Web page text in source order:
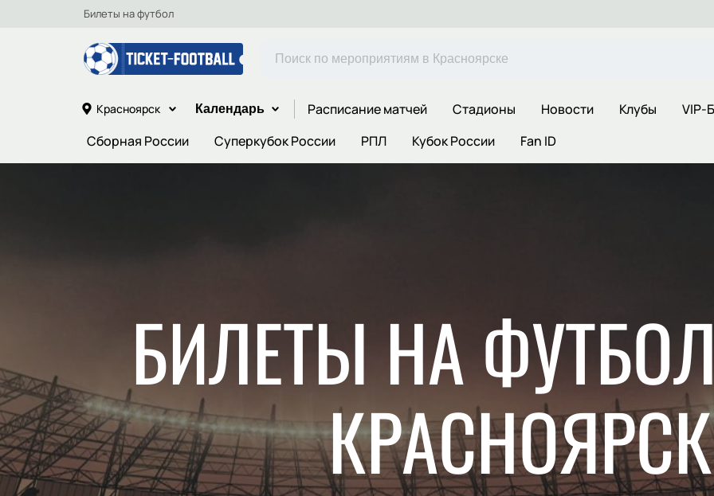
Билеты на футбол
Красноярск Календарь Расписание матчей Стадионы Новости Клубы
VIP-
Сборная России
Суперкубок России РПЛ Кубок России Fan ID
БИЛЕТЫ НА